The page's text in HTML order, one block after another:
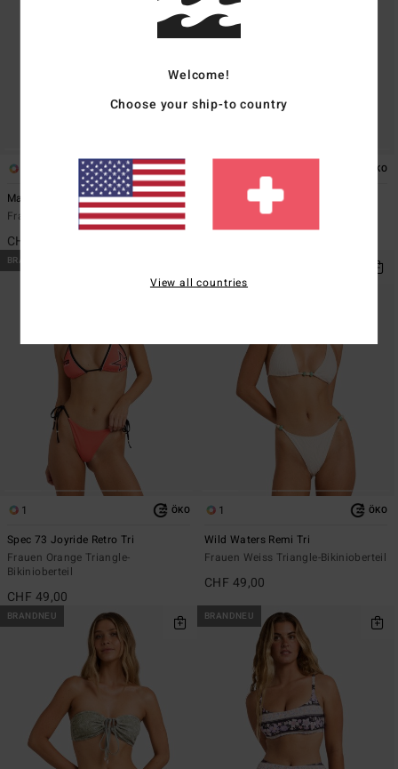
Mahalo Baby Mini Slide Tri
Frauen Blau Triangle-Bikinioberteil
CHF 49,00
ÖKO
Spec 73 Luvsurf Remi Tri
Frauen Gelb Triangle-Bikinioberteil
BRANDNEU
1 ÖKO
Spec 73 Joyride Retro Tri
Frauen Orange Triangle-
Bikinioberteil
CHF 49,00
1 ÖKO
Wild Waters Remi Tri
Frauen Weiss Triangle-Bikinioberteil
CHF 49,00
BRANDNEU BRANDNEU
Welcome!
Choose your ship-to country
View all countries